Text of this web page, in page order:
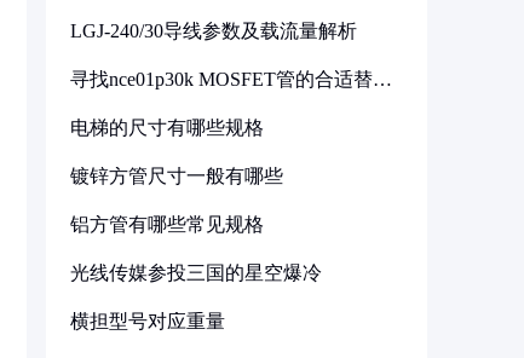
LGJ-240/30导线参数及载流量解析
寻找nce01p30k MOSFET管的合适替代
电梯的尺寸有哪些规格
镀锌方管尺寸一般有哪些
铝方管有哪些常见规格
光线传媒参投三国的星空爆冷
横担型号对应重量